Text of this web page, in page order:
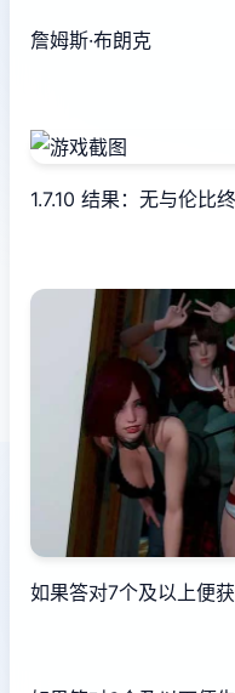
詹姆斯·布朗克
1.7.10 结果：无与伦比
如果答对7个及以上便